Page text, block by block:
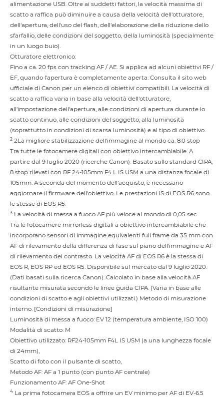
alimentazione USB. Oltre ai suddetti fattori, la velocità massima di
scatto a raffica può diminuire a causa della velocità dell'otturatore,
dell'apertura, dell'uso del flash, dell'elaborazione della riduzione dello
sfarfallio, delle condizioni del soggetto, della luminosità (specialmente
in un luogo buio).
Otturatore elettronico:
Fino a ca. 20 fps con tracking AF / AE. Si applica ad alcuni obiettivi RF /
EF, quando l'apertura è completamente aperta. Consulta il sito web
ufficiale di Canon per un elenco di obiettivi compatibili. La velocità di
scatto a raffica varia in base alla velocità dell'otturatore,
all'impostazione dell'apertura, alle condizioni di apertura durante lo
scatto continuo, alle condizioni del soggetto, alla luminosità
(soprattutto in condizioni di scarsa luminosità) e al tipo di obiettivo.
2 2La migliore stabilizzazione dell'immagine al mondo ca. 8.0 stop
Tra tutte le fotocamere digitali con obiettivo intercambiabile. A
partire dal 9 luglio 2020 (ricerche Canon). Basato sullo standard CIPA,
8 stop rilevati con RF 24-105mm F4 L IS USM a una distanza focale di
105mm. A seconda del momento dell'acquisto, è necessario
aggiornare il firmware dell'obiettivo. Le prestazioni IS di EOS R6 sono
le stesse di EOS R5.
3 La velocità di messa a fuoco AF più veloce al mondo di 0,05 sec
Tra le fotocamere mirrorless digitali a obiettivo intercambiabile che
incorporano sensori di immagine equivalenti full frame da 35 mm con
AF di rilevamento della differenza di fase sul piano dell'immagine e AF
di rilevamento del contrasto. La velocità AF di EOS R6 è la stessa di
EOS R, EOS RP ed EOS R5. Disponibile sul mercato dal 9 luglio 2020.
(Dati basati sulla ricerca Canon). Calcolato in base alla velocità AF
risultante misurata secondo le linee guida CIPA. (Varia in base alle
condizioni di scatto e agli obiettivi utilizzati.) Metodo di misurazione
interno. [Condizioni di misurazione]
Luminosità di messa a fuoco: EV 12 (temperatura ambiente, ISO 100)
Modalità di scatto: M
Obiettivo utilizzato: RF24-105mm F4L IS USM (a una lunghezza focale
di 24mm),
Scatto di foto con il pulsante di scatto,
Metodo AF: AF a 1 punto (con punto AF centrale)
Funzionamento AF: AF One-Shot
4 La prima fotocamera EOS a offrire un EV minimo per AF di EV-6.5